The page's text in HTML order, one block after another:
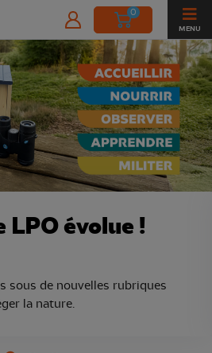
0
MENU
pour la
LPO évolue !
sous de nouvelles rubriques
la nature.